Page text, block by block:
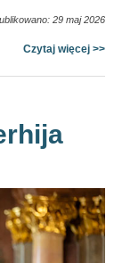
29 maj 2026
Czytaj więcej >>